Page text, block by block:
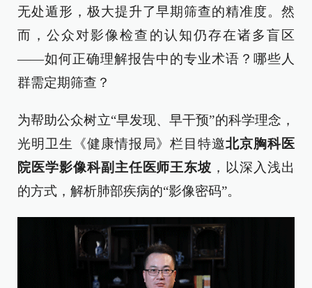
无处遁形，极大提升了早期筛查的精准度。然
而，公众对影像检查的认知仍存在诸多盲区
——如何正确理解报告中的专业术语？哪些人
群需定期筛查？
为帮助公众树立“早发现、早干预”的科学理念，
光明卫生《健康情报局》栏目特邀北京胸科医
院医学影像科副主任医师王东坡 ，以深入浅出
的方式，解析肺部疾病的“影像密码”。